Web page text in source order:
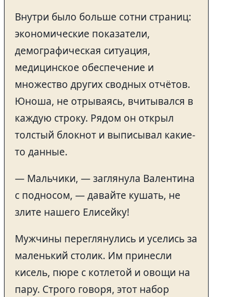
Внутри было больше сотни страниц:
экономические показатели,
демографическая ситуация,
медицинское обеспечение и
множество других сводных отчётов.
Юноша, не отрываясь, вчитывался в
каждую строку. Рядом он открыл
толстый блокнот и выписывал какие-
то данные.
— Мальчики, — заглянула Валентина
с подносом, — давайте кушать, не
злите нашего Елисейку!
Мужчины переглянулись и уселись за
маленький столик. Им принесли
кисель, пюре с котлетой и овощи на
пару. Строго говоря, этот набор